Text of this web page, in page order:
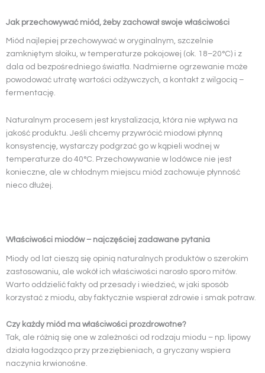
Jak przechowywać miód, żeby zachował swoje właściwości
Miód najlepiej przechowywać w oryginalnym, szczelnie
zamkniętym słoiku, w temperaturze pokojowej (ok. 18–20°C) i z
dala od bezpośredniego światła. Nadmierne ogrzewanie może
powodować utratę wartości odżywczych, a kontakt z wilgocią –
fermentację.
Naturalnym procesem jest krystalizacja, która nie wpływa na
jakość produktu. Jeśli chcemy przywrócić miodowi płynną
konsystencję, wystarczy podgrzać go w kąpieli wodnej w
temperaturze do 40°C. Przechowywanie w lodówce nie jest
konieczne, ale w chłodnym miejscu miód zachowuje płynność
nieco dłużej.
Właściwości miodów – najczęściej zadawane pytania
Miody od lat cieszą się opinią naturalnych produktów o szerokim
zastosowaniu, ale wokół ich właściwości narosło sporo mitów.
Warto oddzielić fakty od przesady i wiedzieć, w jaki sposób
korzystać z miodu, aby faktycznie wspierał zdrowie i smak potraw.
Czy każdy miód ma właściwości prozdrowotne?
Tak, ale różnią się one w zależności od rodzaju miodu – np. lipowy
działa łagodząco przy przeziębieniach, a gryczany wspiera
naczynia krwionośne.